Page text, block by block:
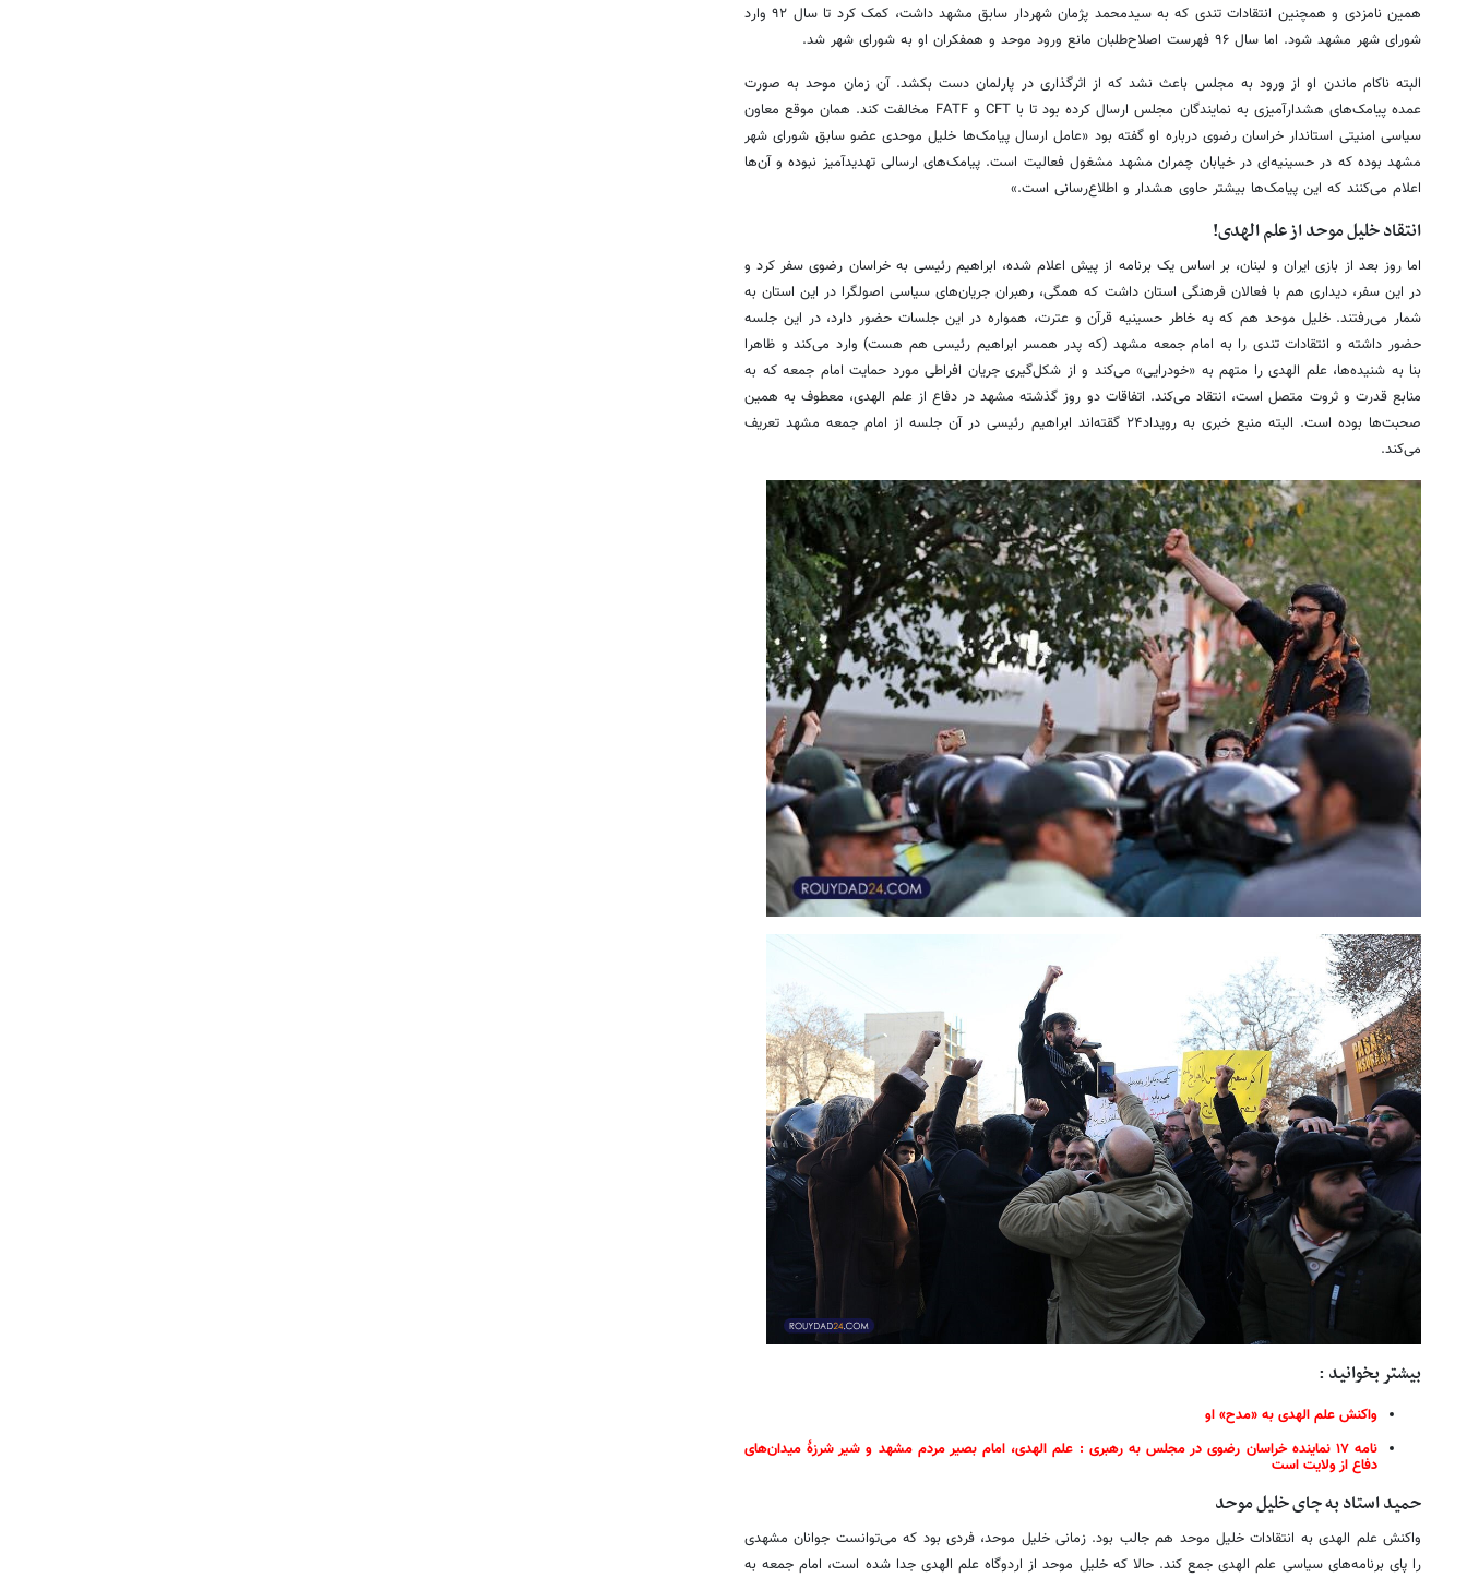
همین نامزدی و همچنین انتقادات تندی که به سیدمحمد پژمان شهردار سابق مشهد داشت، کمک کرد تا سال ۹۲ وارد
شورای شهر مشهد شود. اما سال ۹۶ فهرست اصلاح‌طلبان مانع ورود موحد و همفکران او به شورای شهر شد.
البته ناکام ماندن او از ورود به مجلس باعث نشد که از اثرگذاری در پارلمان دست بکشد. آن زمان موحد به صورت
عمده پیامک‌های هشدارآمیزی به نمایندگان مجلس ارسال کرده بود تا با CFT و FATF مخالفت کند. همان موقع معاون
سیاسی امنیتی استاندار خراسان رضوی درباره او گفته بود «عامل ارسال پیامک‌ها خلیل موحدی عضو سابق شورای شهر
مشهد بوده که در حسینیه‌ای در خیابان چمران مشهد مشغول فعالیت است. پیامک‌های ارسالی تهدیدآمیز نبوده و آن‌ها
اعلام می‌کنند که این پیامک‌ها بیشتر حاوی هشدار و اطلاع‌رسانی است.»
انتقاد خلیل موحد از علم الهدی!
اما روز بعد از بازی ایران و لبنان، بر اساس یک برنامه از پیش اعلام شده، ابراهیم رئیسی به خراسان رضوی سفر کرد و
در این سفر، دیداری هم با فعالان فرهنگی استان داشت که همگی، رهبران جریان‌های سیاسی اصولگرا در این استان به
شمار می‌رفتند. خلیل موحد هم که به خاطر حسینیه قرآن و عترت، همواره در این جلسات حضور دارد، در این جلسه
حضور داشته و انتقادات تندی را به امام جمعه مشهد (که پدر همسر ابراهیم رئیسی هم هست) وارد می‌کند و ظاهرا
بنا به شنیده‌ها، علم الهدی را متهم به «خودرایی» می‌کند و از شکل‌گیری جریان افراطی مورد حمایت امام جمعه که به
منابع قدرت و ثروت متصل است، انتقاد می‌کند. اتفاقات دو روز گذشته مشهد در دفاع از علم الهدی، معطوف به همین
صحبت‌ها بوده است. البته منبع خبری به رویداد۲۴ گقته‌اند ابراهیم رئیسی در آن جلسه از امام جمعه مشهد تعریف
می‌کند.
بیشتر بخوانید :
واکنش علم الهدی به «مدح» او
نامه ۱۷ نماینده خراسان رضوی در مجلس به رهبری : علم الهدی، امام بصیر مردم مشهد و شیر شرزۀ میدان‌های
دفاع از ولایت است
حمید استاد به جای خلیل موحد
واکنش علم الهدی به انتقادات خلیل موحد هم جالب بود. زمانی خلیل موحد، فردی بود که می‌توانست جوانان مشهدی
را پای برنامه‌های سیاسی علم الهدی جمع کند. حالا که خلیل موحد از اردوگاه علم الهدی جدا شده است، امام جمعه به